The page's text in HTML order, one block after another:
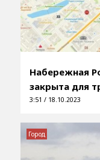
Набережная
закрыта для
3:51 / 18.10.2023
Город